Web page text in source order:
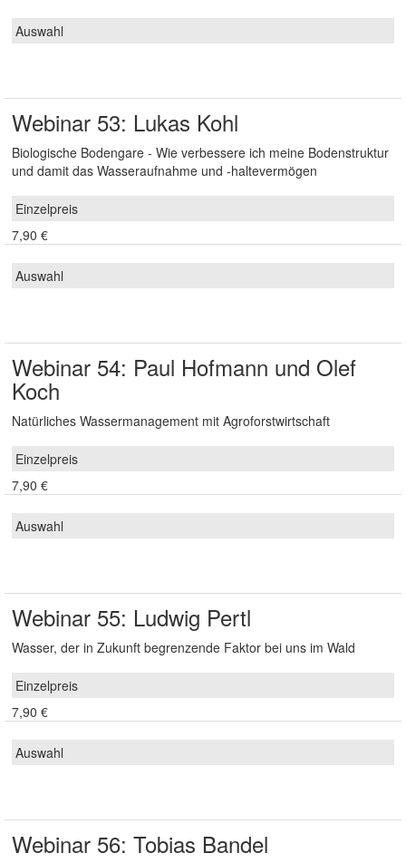
Webinar 53: Lukas Kohl
Biologische Bodengare - Wie verbessere ich meine Bodenstruktur
und damit das Wasseraufnahme und -haltevermögen
7,90 €
Webinar 54: Paul Hofmann und Olef
Koch
Natürliches Wassermanagement mit Agroforstwirtschaft
7,90 €
Webinar 55: Ludwig Pertl
Wasser, der in Zukunft begrenzende Faktor bei uns im Wald
7,90 €
Webinar 56: Tobias Bandel